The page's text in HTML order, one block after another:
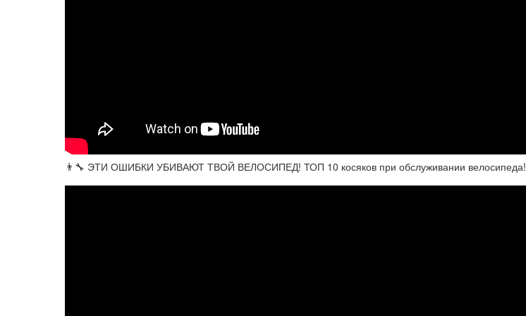
👨‍🔧 ЭТИ ОШИБКИ УБИВАЮТ ТВОЙ ВЕЛОСИПЕД! ТОП 10 косяков при обслуживании велосипеда!